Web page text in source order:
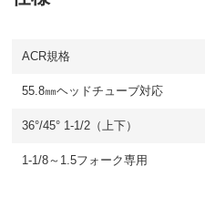
ACR規格
55.8㎜ヘッドチューブ対応
36°/45° 1-1/2（上下）
1-1/8～1.5フォーク専用